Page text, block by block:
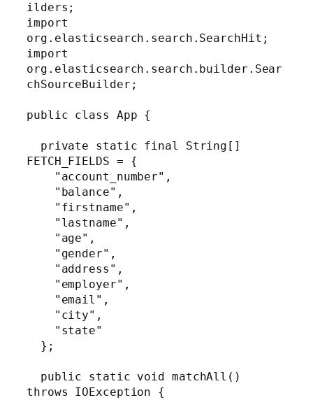
ilders;
import
org.elasticsearch.search.SearchHit;
import
org.elasticsearch.search.builder.Sear
chSourceBuilder;
public class App {
FETCH_FIELDS = {
throws IOException {